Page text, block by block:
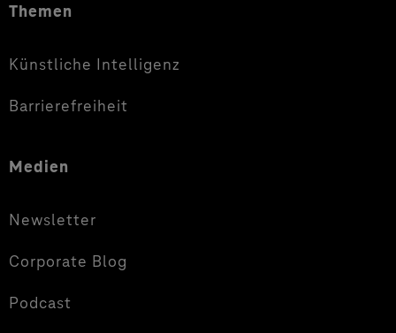
Themen
Künstliche Intelligenz
Barrierefreiheit
Medien
Newsletter
Corporate Blog
Podcast